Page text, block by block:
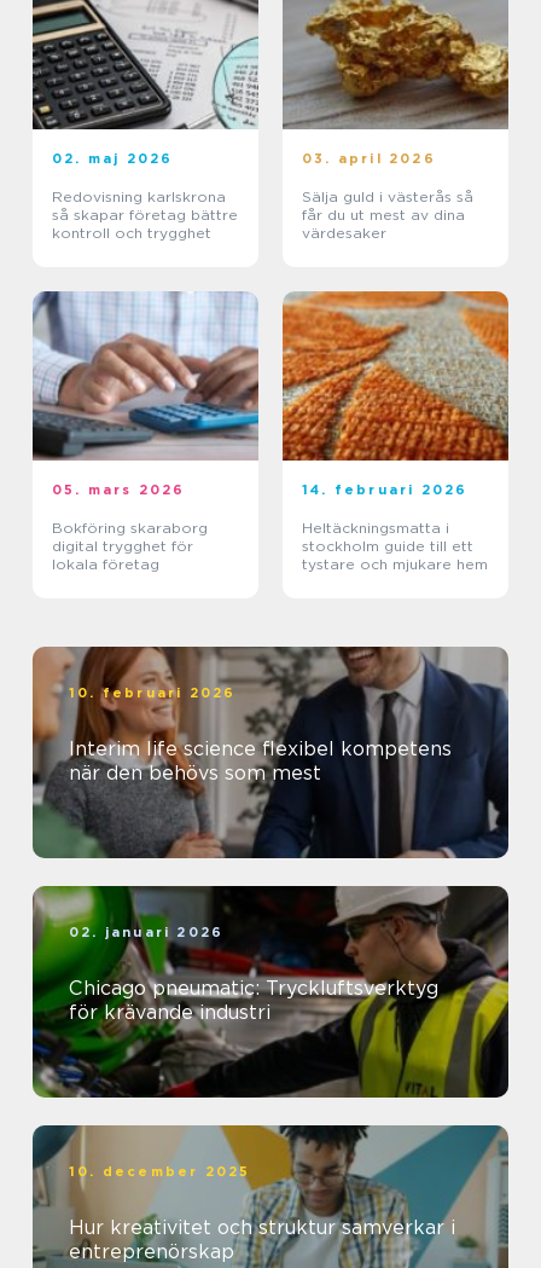
02. maj 2026
Redovisning karlskrona
så skapar företag bättre
kontroll och trygghet
03. april 2026
Sälja guld i västerås så
får du ut mest av dina
värdesaker
05. mars 2026
Bokföring skaraborg
digital trygghet för
lokala företag
14. februari 2026
Heltäckningsmatta i
stockholm guide till ett
tystare och mjukare hem
10. februari 2026
Interim life science flexibel kompetens
när den behövs som mest
02. januari 2026
Chicago pneumatic: Tryckluftsverktyg
för krävande industri
10. december 2025
Hur kreativitet och struktur samverkar i
entreprenörskap